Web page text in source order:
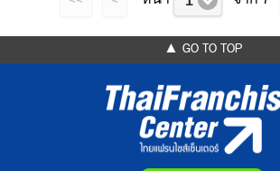
▲ GO TO TOP